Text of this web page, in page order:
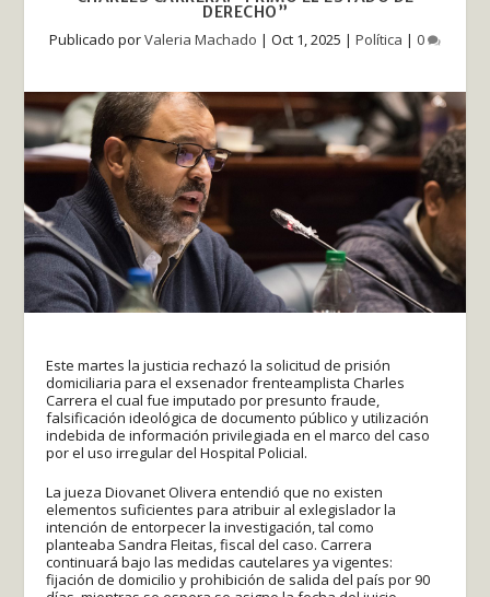
DERECHO”
Publicado porValeria Machado | Oct 1, 2025 | Política | 0
Este martes la justicia rechazó la solicitud de prisión
domiciliaria para el exsenador frenteamplista Charles
Carrera el cual fue imputado por presunto fraude,
falsificación ideológica de documento público y utilización
indebida de información privilegiada en el marco del caso
por el uso irregular del Hospital Policial.
La jueza Diovanet Olivera entendió que no existen
elementos suficientes para atribuir al exlegislador la
intención de entorpecer la investigación, tal como
planteaba Sandra Fleitas, fiscal del caso. Carrera
continuará bajo las medidas cautelares ya vigentes:
fijación de domicilio y prohibición de salida del país por 90